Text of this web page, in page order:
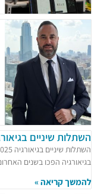
השתלות שיניים
בגיאורגיה הפכו בשנים
להמשך קריאה »